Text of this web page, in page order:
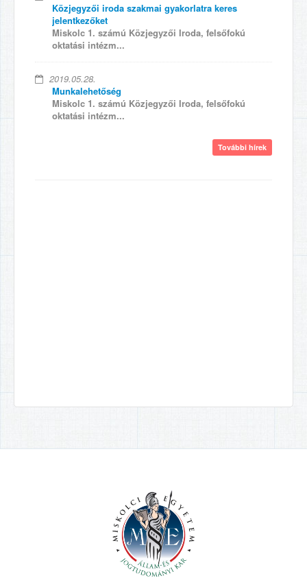
Közjegyzői iroda szakmai gyakorlatra keres
jelentkezőket
Miskolc 1. számú Közjegyzői Iroda, felsőfokú
oktatási intézm...
2019.05.28.
Munkalehetőség
Miskolc 1. számú Közjegyzői Iroda, felsőfokú
oktatási intézm...
További hírek